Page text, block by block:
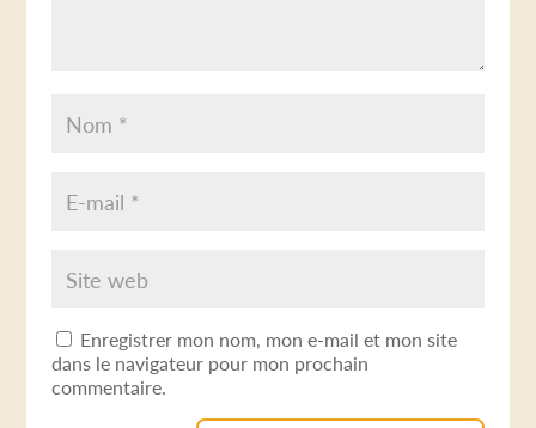
Enregistrer mon nom, mon e-mail et mon site
dans le navigateur pour mon prochain
commentaire.